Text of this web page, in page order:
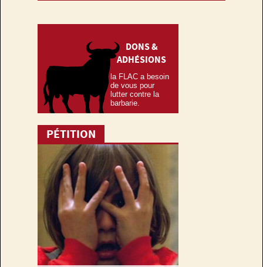
DONS &
ADHÉSIONS
la FLAC a besoin
de vous pour
lutter contre la
barbarie.
PÉTITION